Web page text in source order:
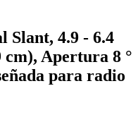
Slant, 4.9 - 6.4
cm), Apertura 8 °
para radio